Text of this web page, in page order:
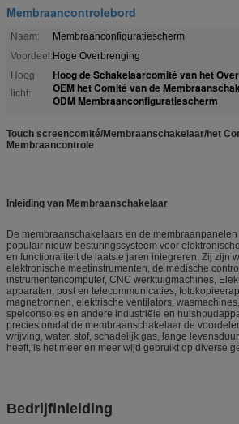
Membraancontrolebord
Naam:
Membraanconfiguratiescherm
Voordeel:Hoge Overbrenging
Hoog
licht:
Hoog de Schakelaarcomité van het
OEM het Comité van de
ODM Membraanconfiguratiescherm
Touch screencomité/Membraanschakelaar/het
Membraancontrole
Inleiding van Membraanschakelaar
De membraanschakelaars en de
populair nieuw besturingssysteem voor
en functionaliteit de laatste jaren integreren. Zij zijn
elektronische meetinstrumenten, de medische
instrumentencomputer, CNC werktuigmachines,
apparaten, post en telecommunicaties,
magnetronnen, elektrische ventilators,
spelconsoles en andere industriële en
precies omdat de membraanschakelaar de
wrijving, water, stof, schadelijk gas, lange
heeft, is het meer en meer wijd gebruikt op diverse
Bedrijfinleiding